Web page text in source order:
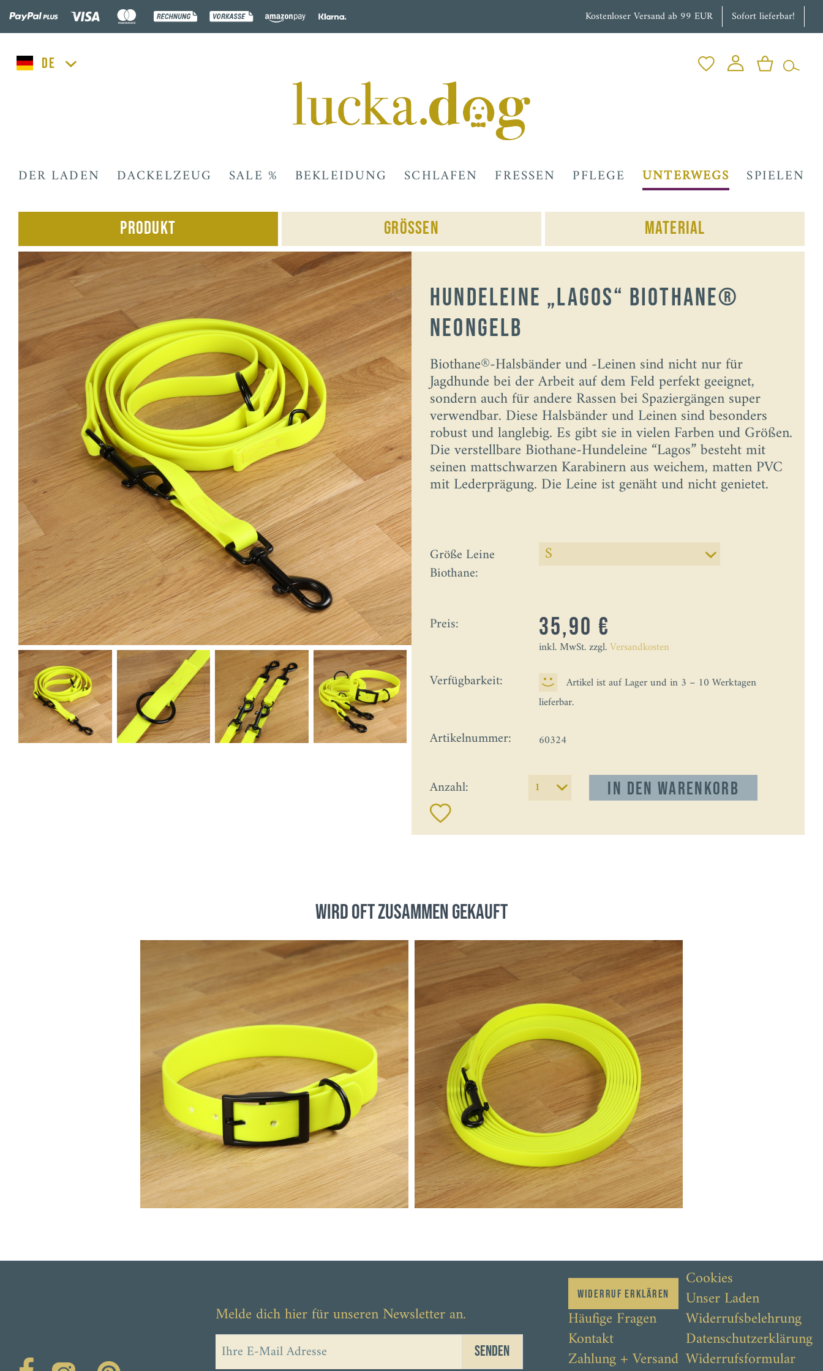
Kostenloser Versand ab 99 EUR Sofort lieferbar!
lucka.dog
DER LADEN DACKELZEUG SALE % BEKLEIDUNG SCHLAFEN FRESSEN PFLEGE UNTERWEGS SPIELEN
Produkt Grössen Material
Hundeleine „Lagos“ Biothane®
Neongelb
Biothane®-Halsbänder und -Leinen sind nicht nur für
Jagdhunde bei der Arbeit auf dem Feld perfekt geeignet,
sondern auch für andere Rassen bei Spaziergängen super
verwendbar. Diese Halsbänder und Leinen sind besonders
robust und langlebig. Es gibt sie in vielen Farben und Größen.
Die verstellbare Biothane-Hundeleine “Lagos” besteht mit
seinen mattschwarzen Karabinern aus weichem, matten PVC
mit Lederprägung. Die Leine ist genäht und nicht genietet.
Größe Leine
Biothane:
Preis: 35,90 €
inkl. MwSt. zzgl.Versandkosten
Verfügbarkeit:
Artikel ist auf Lager und in 3 – 10 Werktagen
lieferbar.
Artikelnummer: 60324
Anzahl: In den Warenkorb
wird oft zusammen gekauft
Melde dich hier für unseren Newsletter an.
Senden
Widerruf erklären
Häufige Fragen
Kontakt
Zahlung + Versand
Cookies
Unser Laden
Widerrufsbelehrung
Datenschutzerklärung
Widerrufsformular